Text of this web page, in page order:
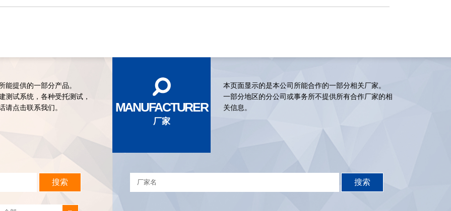
提供的一部分产品。
测试系统，各种受托测试，
请点击联系我们。
MANUFACTURER
厂家
本页面显示的是本公司所能合作的一部分相关厂家。
一部分地区的分公司或事务所不提供所有合作厂家的相
关信息。